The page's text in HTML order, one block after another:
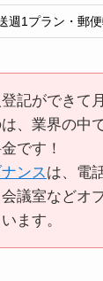
週1プラン・郵
記ができて
は、業界の中
です！
ンスは、電
議室などオ
ます。